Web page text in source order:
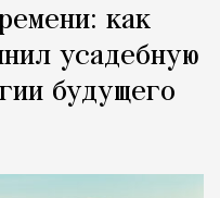
как
усадебную
будущего